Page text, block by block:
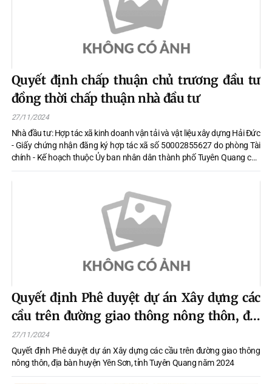
Quyết định chấp thuận chủ trương đầu tư
đồng thời chấp thuận nhà đầu tư
27/11/2024
Nhà đầu tư: Hợp tác xã kinh doanh vận tải và vật liệu xây dựng Hải Đức
- Giấy chứng nhận đăng ký hợp tác xã số 50002855627 do phòng Tài
chính - Kế hoạch thuộc Ủy ban nhân dân thành phố Tuyên Quang cấp
lần đầu ngày 10 tháng 01 năm 2008. - Địa chỉ trụ sở chính: Thôn 3, xã
Lưỡng Vượng, thành phố Tuyên Quang, tỉnh Tuyên Quang.
Quyết định Phê duyệt dự án Xây dựng các
cầu trên đường giao thông nông thôn, địa
bàn huyện Yên Sơn, tỉnh Tuyên Quang
năm 2024
27/11/2024
Quyết định Phê duyệt dự án Xây dựng các cầu trên đường giao thông
nông thôn, địa bàn huyện Yên Sơn, tỉnh Tuyên Quang năm 2024